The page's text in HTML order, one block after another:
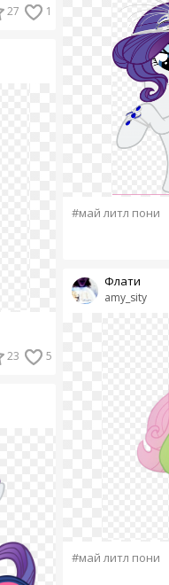
27 1
23 5
#май литл пони
amy_sity
Флати
#май литл пони